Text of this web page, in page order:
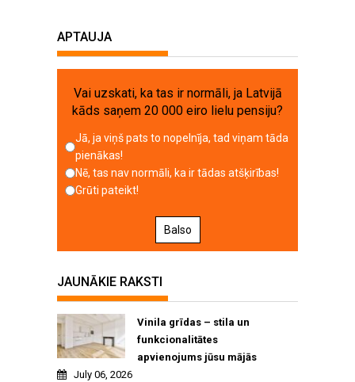
APTAUJA
Vai uzskati, ka tas ir normāli, ja Latvijā
kāds saņem 20 000 eiro lielu pensiju?
Jā, ja viņš pats to nopelnīja, tad viņam tāda
pienākas!
Nē, tas nav normāli, ka ir tādas atšķirības!
Grūti pateikt!
Balso
JAUNĀKIE RAKSTI
Vinila grīdas – stila un
funkcionalitātes
apvienojums jūsu mājās
July 06, 2026